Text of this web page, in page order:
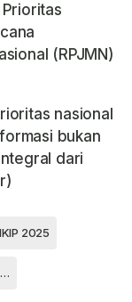
(RPJMN)
nasional
bukan
dari
IKIP 2025
Komisi Informasi Pusat